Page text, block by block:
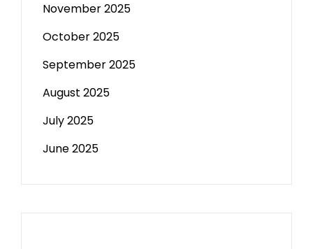
November 2025
October 2025
September 2025
August 2025
July 2025
June 2025